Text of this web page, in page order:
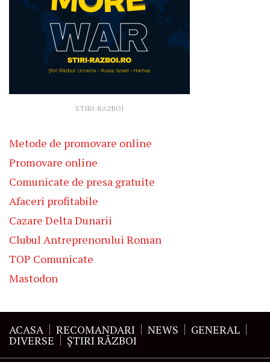
STIRI-RAZBOI
Metode de promovare online
Promovare online
Comunicate de presa gratuite
Afaceri profitabile
Cazare Delta Dunarii
Clubul Antreprenorului Roman
TOP Comunicate
Mastodon
ACASA RECOMANDARI NEWS GENERAL
DIVERSE ŞTIRI RĂZBOI